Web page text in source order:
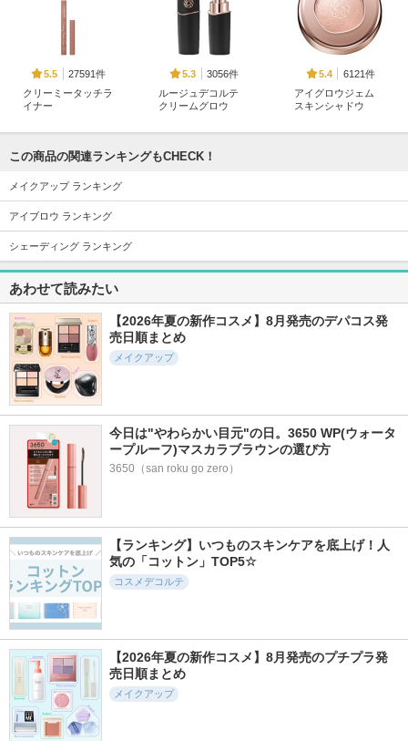
5.5
27591件
クリーミータッチラ
イナー
5.3
3056件
ルージュデコルテ
クリームグロウ
5.4
6121件
アイグロウジェム
スキンシャドウ
5.7
5862件
シグニチャー カラ
ー アイズ
SUQQU(スック)
スキンシャドウ デ
ザイニング パレッ
超細芯アイブロウ
ディオール アディ
クト リップ マキシ
マイザー
ディオール
モイスチャー グレ
イズ リップスティ
ック
ブラーリング カラ
ー ブラッシュ
5.6
6977件
RMK デューイーメ
RMK
NARS
D-UP(ディーアップ)
この商品の関連ランキングもCHECK！
メイクアップ ランキング
アイブロウ ランキング
シェーディング ランキング
あわせて読みたい
【2026年夏の新作コスメ】8月発売のデパコス発
売日順まとめ
メイクアップ
今日は"やわらかい目元"の日。3650 WP(ウォータ
ープルーフ)マスカラブラウンの選び方
3650（san roku go zero）
【ランキング】いつものスキンケアを底上げ！人
気の「コットン」TOP5☆
コスメデコルテ
【2026年夏の新作コスメ】8月発売のプチプラ発
売日順まとめ
メイクアップ